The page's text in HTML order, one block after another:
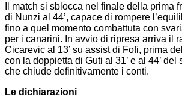
Il match si sblocca nel finale della prima
di Nunzi al 44’, capace di rompere
fino a quel momento combattuta con
per i canarini. In avvio di ripresa arriva il
Cicarevic al 13’ su assist di Fofi, prima
con la doppietta di Guti al 31’ e al 44’ del
che chiude definitivamente i conti.
Le dichiarazioni